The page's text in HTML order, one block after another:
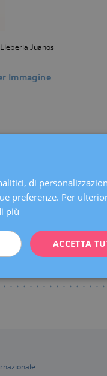
Juanos
Immagine
di
preferenze. Per
più
ACCETTA